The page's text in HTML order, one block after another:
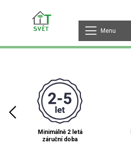
Menu
Minimálně 2 letá
záruční doba